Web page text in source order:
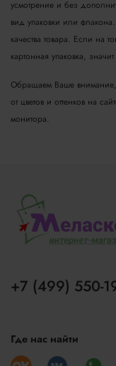
усмотрение и без
вид упаковки или
качества товара. Если на
картонная упаковка,
Обращаем Ваше внимание,
от цветов и оттенков на
монитора.
+7 (499) 550-
Где нас найти